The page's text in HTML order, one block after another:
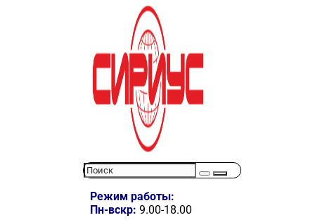
Режим работы:
Пн-вскр: 9.00-18.00